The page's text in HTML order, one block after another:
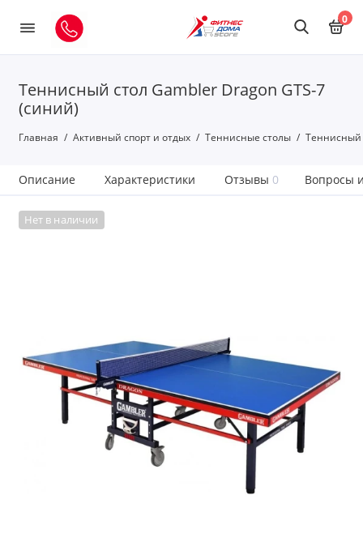
0
Теннисный стол Gambler Dragon GTS-7
(синий)
Главная Активный спорт и отдых Теннисные столы Теннисный
Описание Характеристики Отзывы 0 Вопросы
Нет в наличии